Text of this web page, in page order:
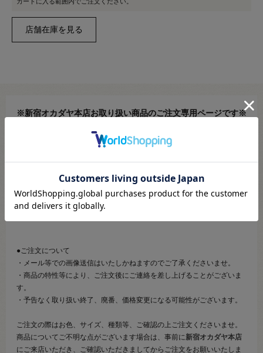
※新宿オカダヤ本店お取り扱い商品のご注文専用ページです※
こちらのページは、店頭にてあらかじめ商品詳細および商品コード
をご確認いただいた上でご注文いただけるページです。
口では承っておりません。
併せて下記のご説明事項につきましてもご確認、ご了承の上、ご注
文いただきますようお願いいたします。
●ご注文について
・メール等での画像送信はいたしかねますのでご了承くださいませ。
・商品の特性等により、ご注文後にご連絡を差し上げることがございま
す。
・予告なく取り扱い終了、廃番、価格変更になる可能性がございます。
ご注文の際はお色、サイズ、種類等、ご確認の上ご注文くださいませ。
商品についてご不明な点がございます場合は、事前に新宿オカダヤ本店
にご来店いただき、ご確認いただきましてからご注文をお願いいたしま